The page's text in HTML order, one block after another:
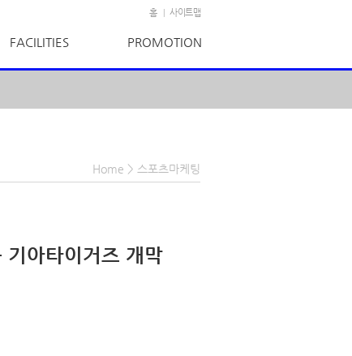
홈 사이트맵
FACILITIES PROMOTION
Home > 스포츠마케팅
아타이거즈 개막